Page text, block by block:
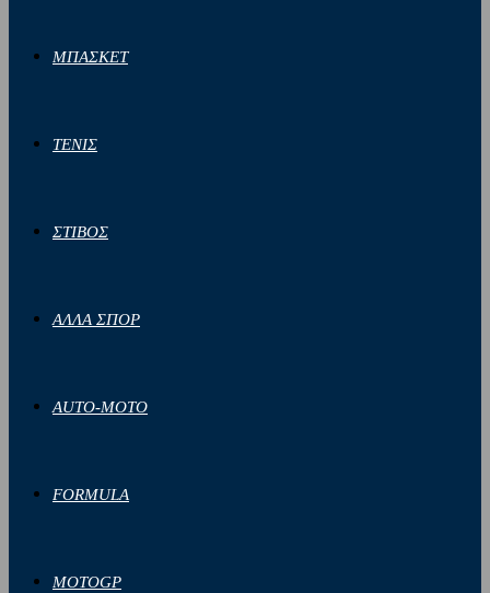
ΜΠΑΣΚΕΤ
ΤΕΝΙΣ
ΣΤΙΒΟΣ
ΑΛΛΑ ΣΠΟΡ
AUTO-MOTO
FORMULA
MOTOGP